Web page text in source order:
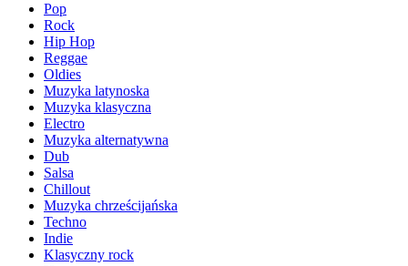
Pop
Rock
Hip Hop
Reggae
Oldies
Muzyka latynoska
Muzyka klasyczna
Electro
Muzyka alternatywna
Dub
Salsa
Chillout
Muzyka chrześcijańska
Techno
Indie
Klasyczny rock